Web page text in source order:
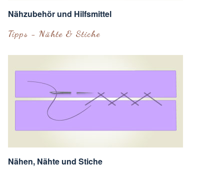
Nähzubehör und Hilfsmittel
Tipps - Nähte & Stiche
Nähen, Nähte und Stiche